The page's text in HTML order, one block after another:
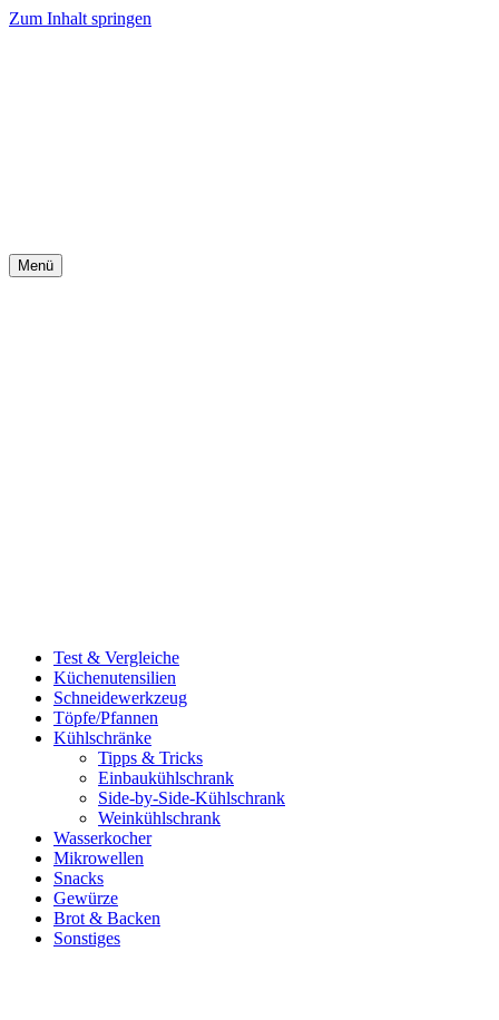
Zum Inhalt springen
Menü
Test & Vergleiche
Küchenutensilien
Schneidewerkzeug
Töpfe/Pfannen
Kühlschränke
Tipps & Tricks
Einbaukühlschrank
Side-by-Side-Kühlschrank
Weinkühlschrank
Wasserkocher
Mikrowellen
Snacks
Gewürze
Brot & Backen
Sonstiges